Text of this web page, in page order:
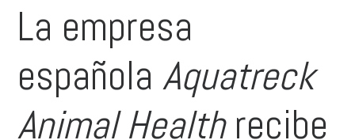
La empresa
españolaAquatreck
Animal Healthrecibe